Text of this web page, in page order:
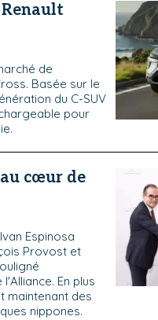
de
Basée sur le
du C-SUV
pour
cœur de
Espinosa
Provost et
En plus
maintenant des
nippones.